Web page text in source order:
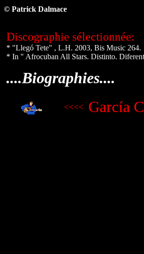
© Patrick Dalmace
Discographie sélectionnée:
* "Llegó Tete" , L.H. 2003, Bis Music 264.
* In " Afrocuban All Stars. Distinto.
....Biographies....
<<<< García